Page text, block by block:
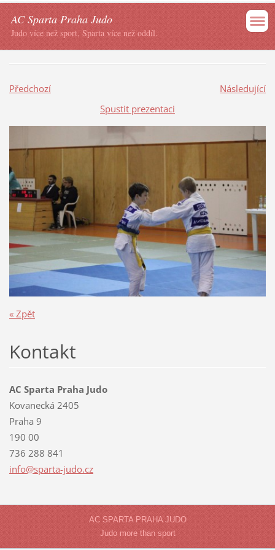
AC Sparta Praha Judo
Judo více než sport, Sparta více než oddíl.
Předchozí
Následující
Spustit prezentaci
« Zpět
Kontakt
AC Sparta Praha Judo
Kovanecká 2405
Praha 9
190 00
736 288 841
info@sparta-judo.cz
AC SPARTA PRAHA JUDO
Judo more than sport